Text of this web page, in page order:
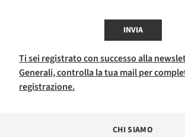
INVIA
Ti sei registrato con successo alla
Generali, controlla la tua mail per
registrazione.
CHI SIAMO